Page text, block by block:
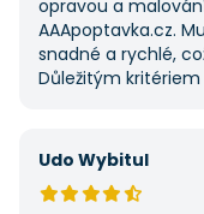
opravou a
AAApoptavka.cz.
snadné a rychlé,
Důležitým
první, ale se
umožnila najít
a příště jejich službu
Udo Wybitul